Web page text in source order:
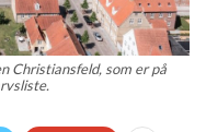
Christiansfeld, som er på